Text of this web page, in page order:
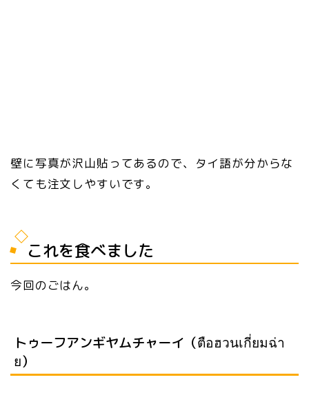
壁に写真が沢山貼ってあるので、タイ語が分からな
くても注文しやすいです。
これを食べました
今回のごはん。
トゥーフアンギヤムチャーイ（ตือฮวนเกี่ยมฉ่า
ย）